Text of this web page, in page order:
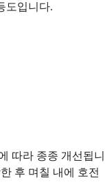
도입니다.
따라 종종 개선됩니
후 며칠 내에 호전